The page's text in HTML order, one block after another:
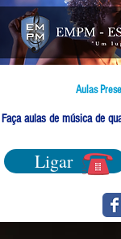
Aulas
Faça aulas de música de
Ligar